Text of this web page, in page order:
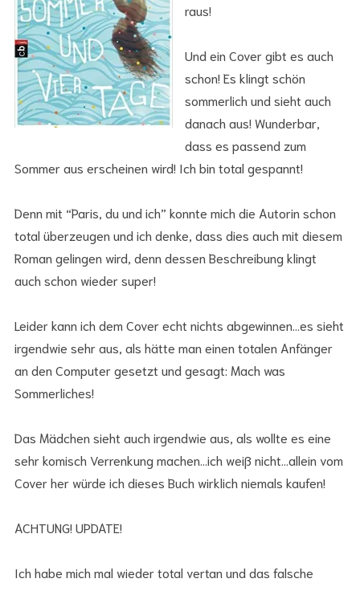
raus!
Und ein Cover gibt es auch
schon! Es klingt schön
sommerlich und sieht auch
danach aus! Wunderbar,
dass es passend zum
Sommer aus erscheinen wird! Ich bin total gespannt!
Denn mit “Paris, du und ich” konnte mich die Autorin schon
total überzeugen und ich denke, dass dies auch mit diesem
Roman gelingen wird, denn dessen Beschreibung klingt
auch schon wieder super!
Leider kann ich dem Cover echt nichts abgewinnen…es sieht
irgendwie sehr aus, als hätte man einen totalen Anfänger
an den Computer gesetzt und gesagt: Mach was
Sommerliches!
Das Mädchen sieht auch irgendwie aus, als wollte es eine
sehr komisch Verrenkung machen…ich weiß nicht…allein vom
Cover her würde ich dieses Buch wirklich niemals kaufen!
ACHTUNG! UPDATE!
Ich habe mich mal wieder total vertan und das falsche